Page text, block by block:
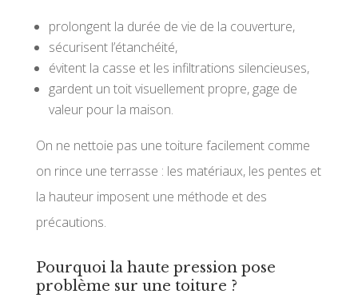
prolongent la durée de vie de la couverture,
sécurisent l’étanchéité,
évitent la casse et les infiltrations silencieuses,
gardent un toit visuellement propre, gage de
valeur pour la maison.
On ne nettoie pas une toiture facilement comme
on rince une terrasse : les matériaux, les pentes et
la hauteur imposent une méthode et des
précautions.
Pourquoi la haute pression pose
problème sur une toiture ?